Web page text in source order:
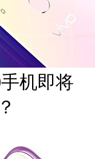
机即将